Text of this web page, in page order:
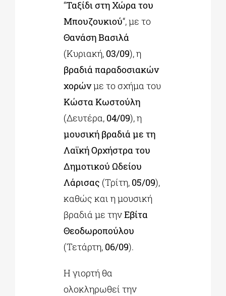
“Ταξίδι στη Χώρα του
Μπουζουκιού“, με το
Θανάση Βασιλά
(Κυριακή, 03/09), η
βραδιά παραδοσιακών
χορώνμε το σχήμα του
Κώστα Κωστούλη
(Δευτέρα, 04/09), η
μουσική βραδιά με τη
Λαϊκή Ορχήστρα του
Δημοτικού Ωδείου
Λάρισας (Τρίτη, 05/09),
καθώς και η μουσική
βραδιά με τηνΕβίτα
Θεοδωροπούλου
(Τετάρτη, 06/09).
Η γιορτή θα
ολοκληρωθεί την